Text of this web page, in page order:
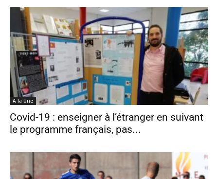
A la Une
Covid-19 : enseigner à l’étranger en suivant
le programme français, pas...